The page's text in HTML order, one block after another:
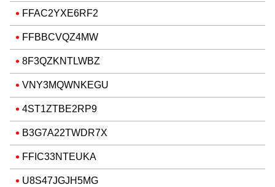
FFAC2YXE6RF2
FFBBCVQZ4MW
8F3QZKNTLWBZ
VNY3MQWNKEGU
4ST1ZTBE2RP9
B3G7A22TWDR7X
FFIC33NTEUKA
U8S47JGJH5MG